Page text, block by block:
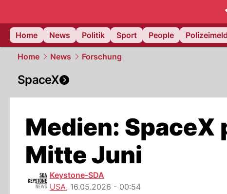
Home
News Politik Sport People
Home News Forschung
SpaceX
Medien:
Mitte Juni
Keystone-SDA
USA, 16.05.2026 - 00:54